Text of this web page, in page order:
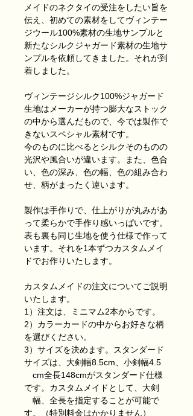
メイドのネクタイの受注をしたい旨を
伝え、初めての素材をしてヴィンテー
ジウール100%素材の生地サンプルと
新たなシルクジャガード素材の生地サ
ンプルを依頼してきました。それが到
着しました。
ヴィンテージシルク100%ジャガード
生地はメーカーが持つ膨大なストック
の中から選んだもので、 今では製作で
きないスペシャル素材です。
今のものに 比べると シルクそのものの
光沢や風合いが違います。
また、色合
い、色の深み、色の幅、色の組み合わ
せ、柄がまったく違います。
製作は手作りで、仕上がりが丸みがあ
って柔らかで手作り感いっぱいです。
表も裏も同じ生地を使う仕様で作って
います。それを1本ずつカスタムメイ
ドでお作りいたします。
カスタムメイドの注文についてご説明
いたします。
1）注文は、ミニマム2本からです。
2）カラーカードの中からお好きな柄
を選びください。
3） サイズを決めます。スタンダード
サイズは、 大剣幅8.5cm、小剣幅4.5
cm全長148cmがスタンダード仕様
です。カスタムメイドとして、大剣
幅、 全長を指定することが可能で
す。（特別料金はかかりません）